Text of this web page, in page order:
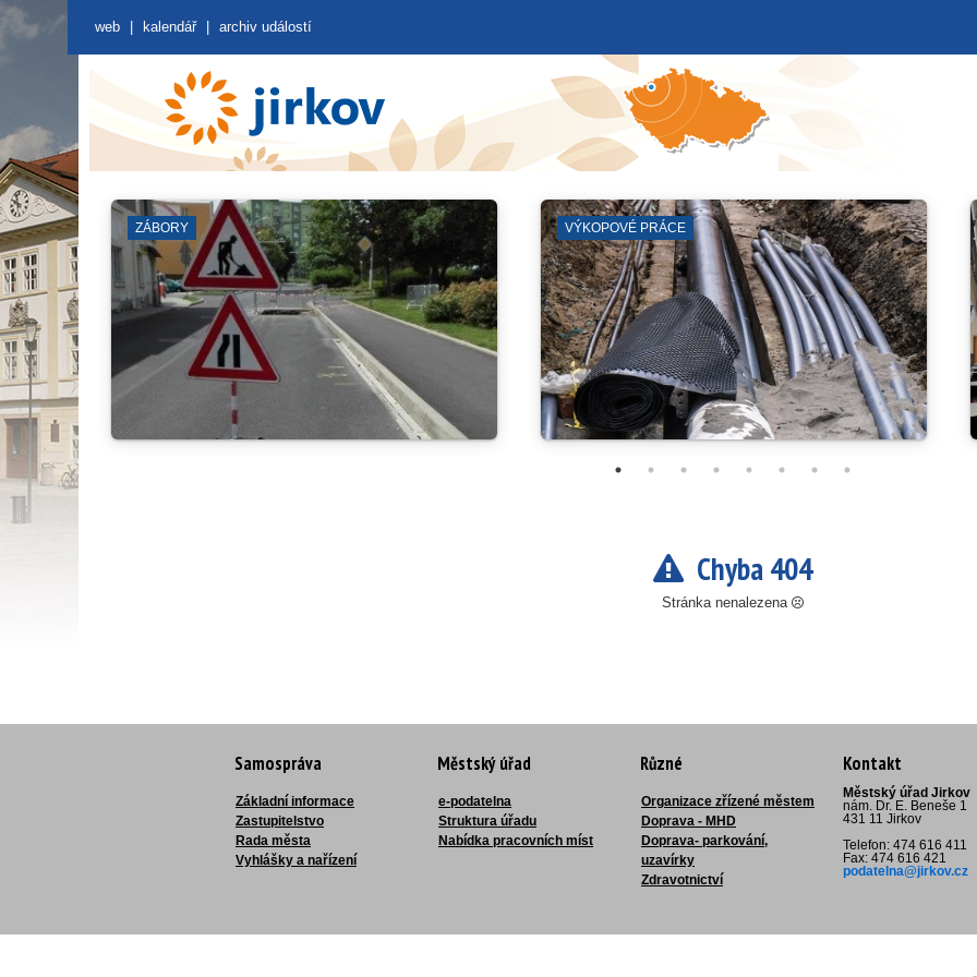
web kalendář archiv událostí
VÝKOPOVÉ PRÁCE JIRKOVSKÉ DIVADLO
Chyba 404
Stránka nenalezena
Samospráva
Základní informace
Zastupitelstvo
Rada města
Vyhlášky a nařízení
Městský úřad
e-podatelna
Struktura úřadu
Nabídka pracovních míst
Různé
Organizace zřízené městem
Doprava - MHD
Doprava- parkování,
uzavírky
Zdravotnictví
Kontakt
Městský úřad Jirkov
nám. Dr. E. Beneše 1
431 11 Jirkov
Telefon: 474 616 411
Fax: 474 616 421
podatelna@jirkov.cz